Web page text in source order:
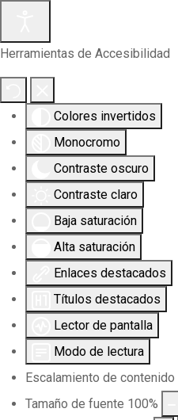
Herramientas de Accesibilidad
Colores invertidos
Monocromo
Contraste oscuro
Contraste claro
Baja saturación
Alta saturación
Enlaces destacados
Títulos destacados
Lector de pantalla
Modo de lectura
Escalamiento de contenido
Tamaño de fuente 100%